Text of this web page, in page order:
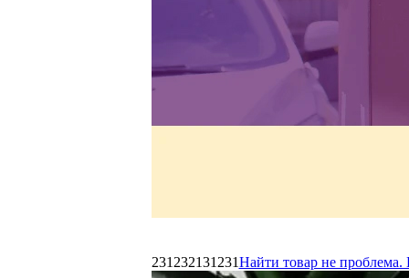
231232131231Найти товар не проблема.